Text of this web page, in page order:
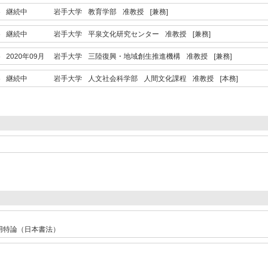
継続中 岩手大学 教育学部 准教授 [兼務]
継続中 岩手大学 平泉文化研究センター 准教授 [兼務]
2020年09月 岩手大学 三陸復興・地域創生推進機構 准教授 [兼務]
継続中 岩手大学 人文社会科学部 人間文化課程 准教授 [本務]
論（日本書法）